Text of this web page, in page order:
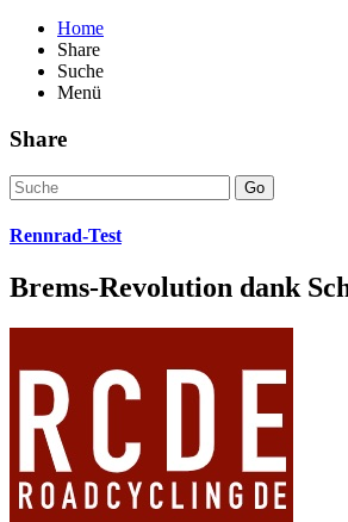
Home
Share
Suche
Menü
Share
Go
Rennrad-Test
Brems-Revolution dank